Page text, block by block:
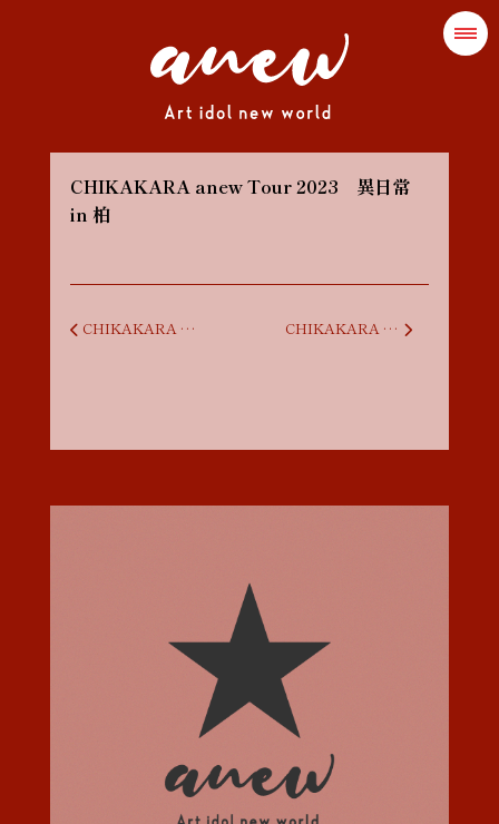
CHIKAKARA anew Tour 2023 異日常
in 柏
投稿ナビゲーション
CHIKAKARA anew Tour 2023 異日常 in 横浜 CHIKAKARA anew Tour 2023 異日常 in 東京